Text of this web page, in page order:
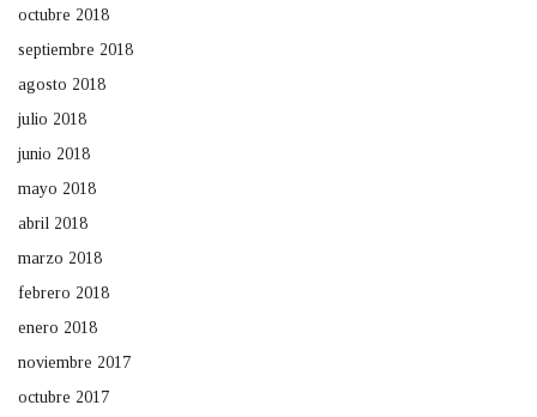
octubre 2018
septiembre 2018
agosto 2018
julio 2018
junio 2018
mayo 2018
abril 2018
marzo 2018
febrero 2018
enero 2018
noviembre 2017
octubre 2017